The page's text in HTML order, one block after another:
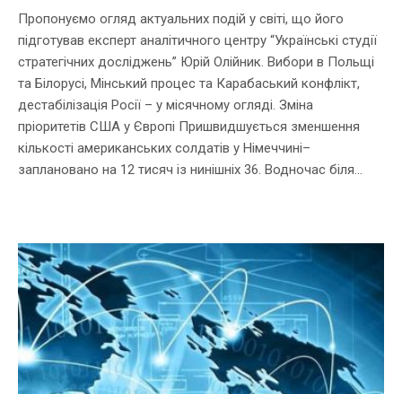
Пропонуємо огляд актуальних подій у світі, що його
підготував експерт аналітичного центру “Українські студії
стратегічних досліджень” Юрій Олійник. Вибори в Польщі
та Білорусі, Мінський процес та Карабаський конфлікт,
дестабілізація Росії – у місячному огляді. Зміна
пріоритетів США у Європі Пришвидшується зменшення
кількості американських солдатів у Німеччині–
заплановано на 12 тисяч із нинішніх 36. Водночас біля...